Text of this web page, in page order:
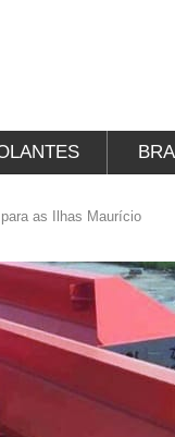
as Ilhas Maurício